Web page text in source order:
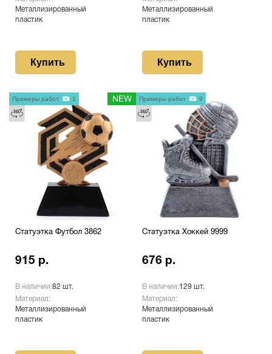
Металлизированный
пластик
Купить
Металлизированный
пластик
Купить
Статуэтка Футбол 3862
915 р.
В наличии:82 шт.
Материал:
Металлизированный
пластик
NEW
Примеры работ 1
Статуэтка Хоккей 9999
676 р.
В наличии:129 шт.
Материал:
Металлизированный
пластик
Примеры работ 9